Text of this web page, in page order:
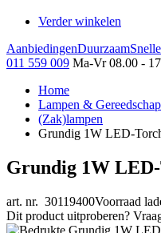
Verder winkelen
AanbiedingenDuurzaam
011 559 009 Ma-Vr 08.00 -
Home
Lampen &
(Zak)lampen
Grundig 1W LED-
Grundig 1W
art. nr. 30119400Voorraad
Dit product uitproberen?